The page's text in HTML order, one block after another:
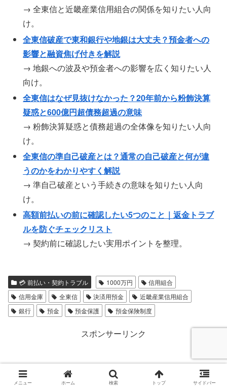
→ 全東信と近畿産業信用組合の関係を知りたい人向
け。
全東信破産で東和銀行や地銀は大丈夫？預金者への
影響と融資焦げ付きを解説
→ 地銀への波及や預金者への影響を広く知りたい人
向け。
全東信はなぜ見抜けなかった？20年前から粉飾決算
疑惑と600億円超債務超過の意味
→ 粉飾決算疑惑と債務超過の全体像を知りたい人向
け。
全東信の準自己破産とは？通常の自己破産と何が違
うのかをわかりやすく解説
→ 準自己破産という手続きの意味を知りたい人向
け。
高額前払いの前に確認したい5つのこと｜返金トラブ
ルを防ぐチェックリスト
→ 契約前に確認したい実用ポイントを整理。
💳 前払い・契約トラブル 1000万円
信用組合
信用金庫
全東信 決済用預金
近畿産業信用組合
銀行
預金 預金保護 預金保険制度
スポンサーリンク
メニュー ホーム 検索 トップ サイドバー